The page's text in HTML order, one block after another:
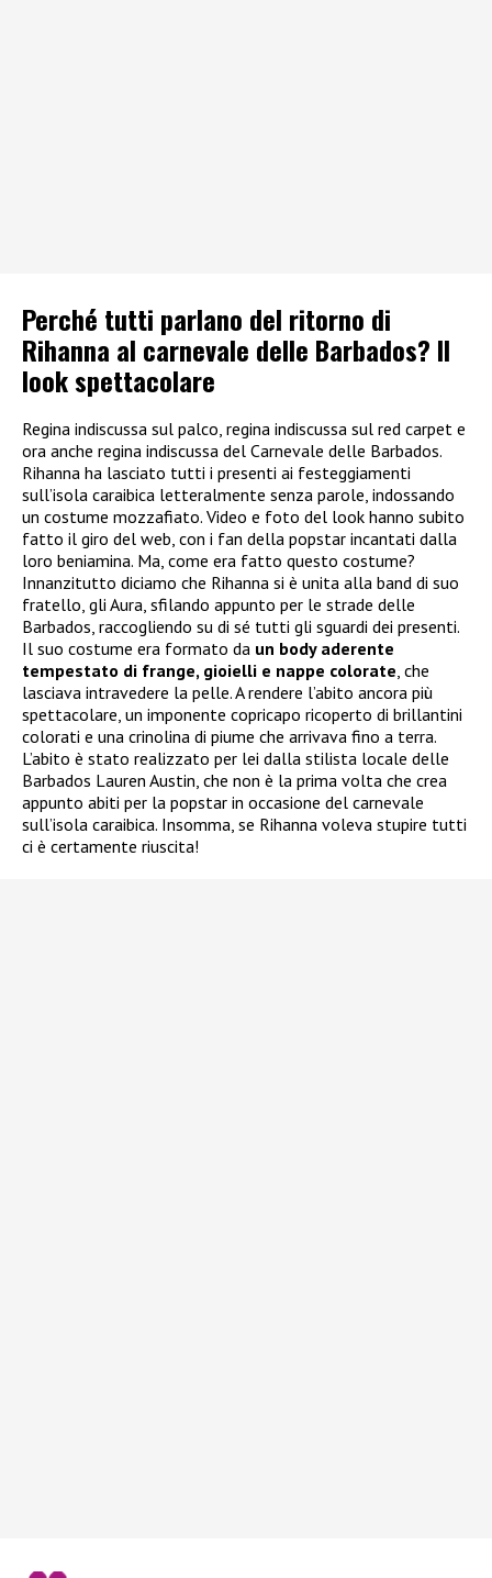
Perché tutti parlano del ritorno di
Rihanna al carnevale delle Barbados? Il
look spettacolare
Regina indiscussa sul palco, regina indiscussa sul red carpet e
ora anche regina indiscussa del Carnevale delle Barbados.
Rihanna ha lasciato tutti i presenti ai festeggiamenti
sull’isola caraibica letteralmente senza parole, indossando
un costume mozzafiato. Video e foto del look hanno subito
fatto il giro del web, con i fan della popstar incantati dalla
loro beniamina. Ma, come era fatto questo costume?
Innanzitutto diciamo che Rihanna si è unita alla band di suo
fratello, gli Aura, sfilando appunto per le strade delle
Barbados, raccogliendo su di sé tutti gli sguardi dei presenti.
Il suo costume era formato da un body aderente
tempestato di frange, gioielli e nappe colorate , che
lasciava intravedere la pelle. A rendere l’abito ancora più
spettacolare, un imponente copricapo ricoperto di brillantini
colorati e una crinolina di piume che arrivava fino a terra.
L’abito è stato realizzato per lei dalla stilista locale delle
Barbados Lauren Austin, che non è la prima volta che crea
appunto abiti per la popstar in occasione del carnevale
sull’isola caraibica. Insomma, se Rihanna voleva stupire tutti
ci è certamente riuscita!